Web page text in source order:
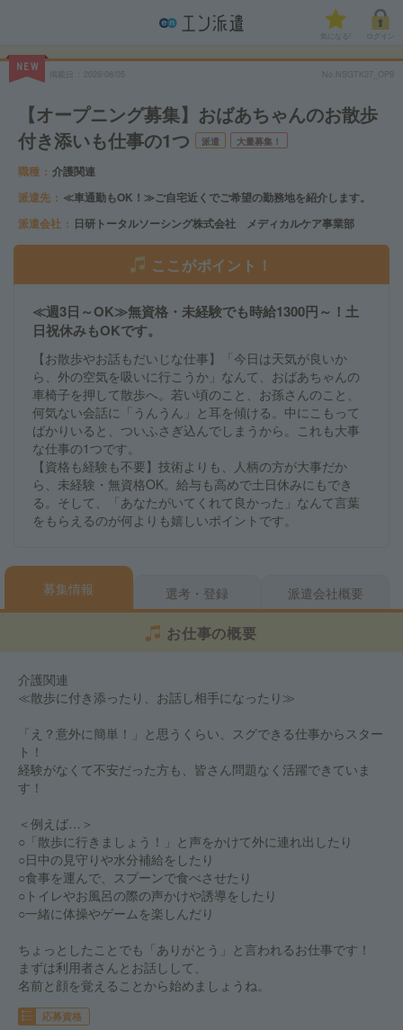
気になる!
NEW
2026/08/05
【オープニング募集】おばあちゃんのお散歩
付き添いも仕事の1つ
派遣 大量募集！
職種
介護関連
派遣先
≪車通勤もOK！≫ご自宅近くでご希望の勤務地を紹介します。
派遣会社
日研トータルソーシング株式会社 メディカルケア事業部
ここがポイント！
≪週3日～OK≫無資格・未経験でも時給1300円～！土
日祝休みもOKです。
【お散歩やお話もだいじな仕事】「今日は天気が良いか
ら、外の空気を吸いに行こうか」なんて、おばあちゃんの
車椅子を押して散歩へ。若い頃のこと、お孫さんのこと、
何気ない会話に「うんうん」と耳を傾ける。中にこもって
ばかりいると、ついふさぎ込んでしまうから。これも大事
な仕事の1つです。
【資格も経験も不要】技術よりも、人柄の方が大事だか
ら、未経験・無資格OK。給与も高めで土日休みにもでき
る。そして、「あなたがいてくれて良かった」なんて言葉
をもらえるのが何よりも嬉しいポイントです。
募集情報 選考・登録 派遣会社概要
お仕事の概要
介護関連
≪散歩に付き添ったり、お話し相手になったり≫
「え？意外に簡単！」と思うくらい、スグできる仕事からスター
ト！
経験がなくて不安だった方も、皆さん問題なく活躍できていま
す！
＜例えば…＞
○「散歩に行きましょう！」と声をかけて外に連れ出したり
○日中の見守りや水分補給をしたり
○食事を運んで、スプーンで食べさせたり
○トイレやお風呂の際の声かけや誘導をしたり
○一緒に体操やゲームを楽しんだり
ちょっとしたことでも「ありがとう」と言われるお仕事です！
まずは利用者さんとお話しして、
名前と顔を覚えることから始めましょうね。
応募資格